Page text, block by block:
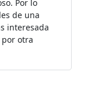
Por lo
de una
interesada
otra